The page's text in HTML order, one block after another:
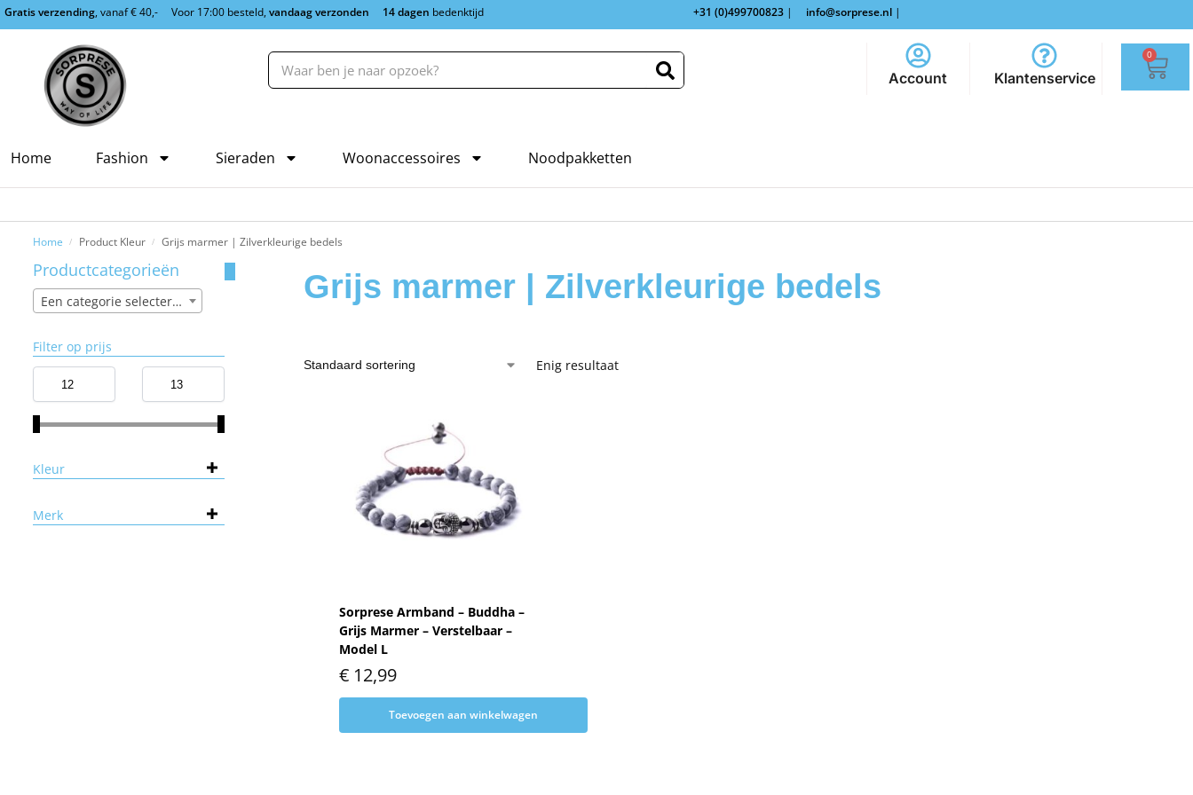
Gratis verzending, vanaf € 40,- Voor 17:00 besteld,vandaag verzonden 14 dagen bedenktijd +31 (0)499700823 | info@sorprese.nl |
Account Klantenservice
0
Home Fashion Sieraden Woonaccessoires Noodpakketten
Home / Product Kleur / Grijs marmer | Zilverkleurige bedels
Grijs marmer | Zilverkleurige bedels
Enig resultaat
Sorprese Armband – Buddha –
Grijs Marmer – Verstelbaar –
Model L
€12,99
Toevoegen aan winkelwagen
Productcategorieën
Een categorie selecteren
Filter op prijs
Kleur
Merk